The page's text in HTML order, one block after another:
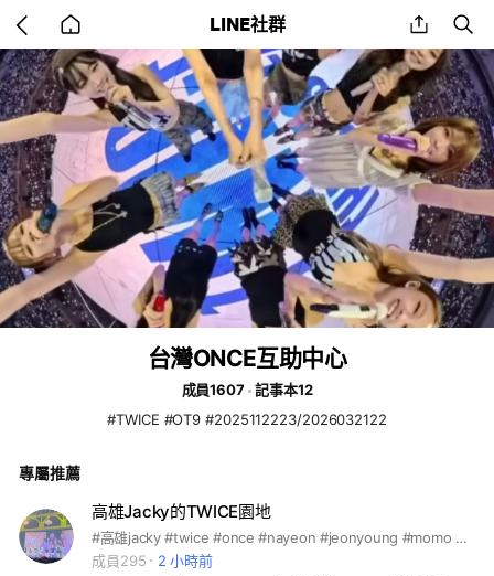
back
to
home
LINE社群 share
台灣ONCE互助中心
成員1607
記事本12
#TWICE #OT9 #2025112223/2026032122
專屬推薦
高雄Jacky的TWICE園地
#高雄jacky #twice #once #nayeon #jeonyoung #momo #sana #jihyo #mina #dahyun #chaeyoung #tzuyu
成員295
2 小時前